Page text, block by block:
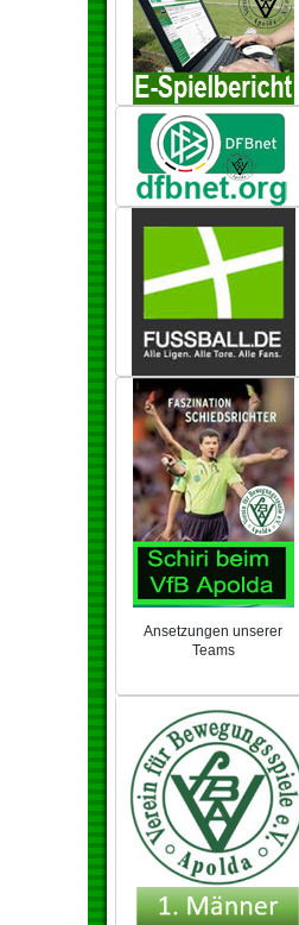
Ansetzungen unserer
Teams